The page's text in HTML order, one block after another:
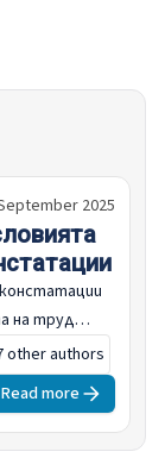
2025
other authors
на труд
за
и
и
свят на
Read more